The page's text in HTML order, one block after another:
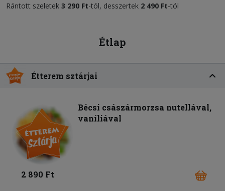
Rántott szeletek 3 290 Ft-tól, desszertek 2 490 Ft-tól
Étlap
Étterem sztárjai
Bécsi császármorzsa nutellával,
vaníliával
2 890 Ft